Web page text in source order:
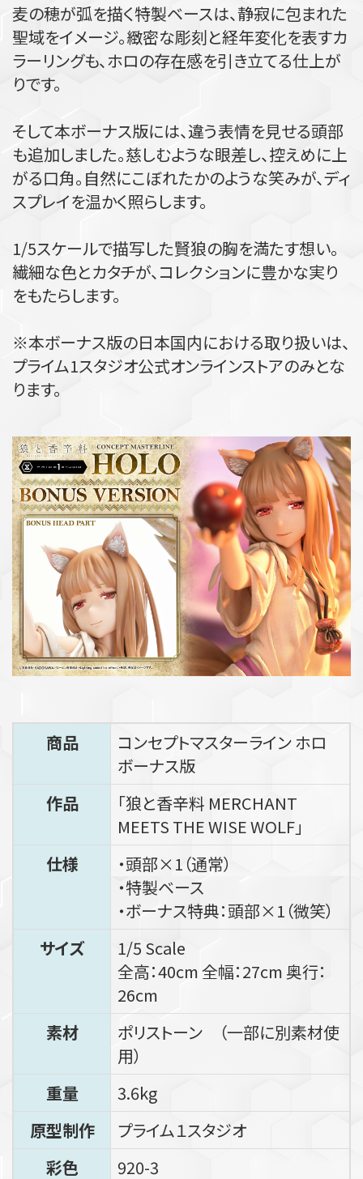
麦の穂が弧を描く特製ベースは、静寂に包まれた
聖域をイメージ。緻密な彫刻と経年変化を表すカ
ラーリングも、ホロの存在感を引き立てる仕上が
りです。
そして本ボーナス版には、違う表情を見せる頭部
も追加しました。慈しむような眼差し、控えめに上
がる口角。自然にこぼれたかのような笑みが、ディ
スプレイを温かく照らします。
1/5スケールで描写した賢狼の胸を満たす想い。
繊細な色とカタチが、コレクションに豊かな実り
をもたらします。
※本ボーナス版の日本国内における取り扱いは、
プライム1スタジオ公式オンラインストアのみとな
ります。
商品
コンセプトマスターライン ホロ
ボーナス版
作品
「狼と香辛料 MERCHANT
MEETS THE WISE WOLF」
仕様
・頭部×1（通常）
・特製ベース
・ボーナス特典：頭部×1（微笑）
サイズ
1/5 Scale
全高：40cm 全幅：27cm 奥行：
26cm
素材
ポリストーン （一部に別素材使
用）
重量
3.6kg
原型制作
プライム１スタジオ
彩色
920-3